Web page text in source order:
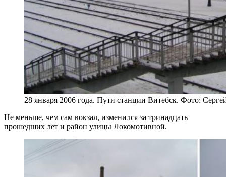
28 января 2006 года. Пути станции Витебск. Фото:
Не меньше, чем сам вокзал, изменился за тринадцать
прошедших лет и район улицы Локомотивной.